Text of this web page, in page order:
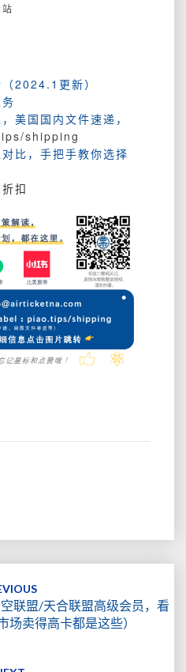
2024.1更新）
美国国内文件速递，
shipping
比，手把手教你选择
折扣
联盟/天合联盟高级会员，看
场卖得高卡都是这些）